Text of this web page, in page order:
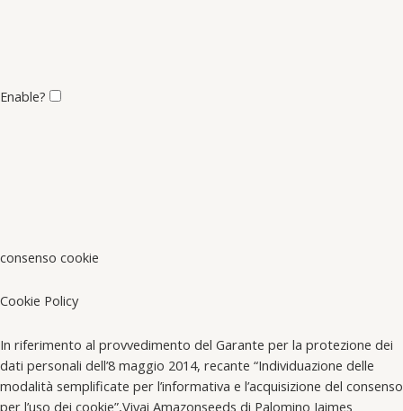
Enable?
consenso cookie
Cookie Policy
In riferimento al provvedimento del Garante per la protezione dei
dati personali dell’8 maggio 2014, recante “Individuazione delle
modalità semplificate per l’informativa e l’acquisizione del consenso
per l’uso dei cookie”,Vivai Amazonseeds di Palomino Jaimes